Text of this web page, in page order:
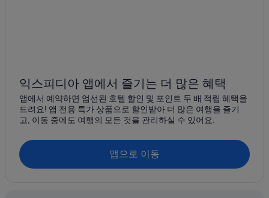
제주시의 리조트
제주시의 웨딩 호텔
제주시의 개인 별장
제주시 시내의 발코니가 있는 호텔
제주시의 포우사다
유수암
상효동
익스피디아 앱에서 즐기는 더 많은 혜택
앱에서 예약하면 엄선된 호텔 할인 및 포인트 두 배 적립 혜택을
드려요! 앱 전용 특가 상품으로 할인받아 더 많은 여행을 즐기
고, 이동 중에도 여행의 모든 것을 관리하실 수 있어요.
앱으로 이동